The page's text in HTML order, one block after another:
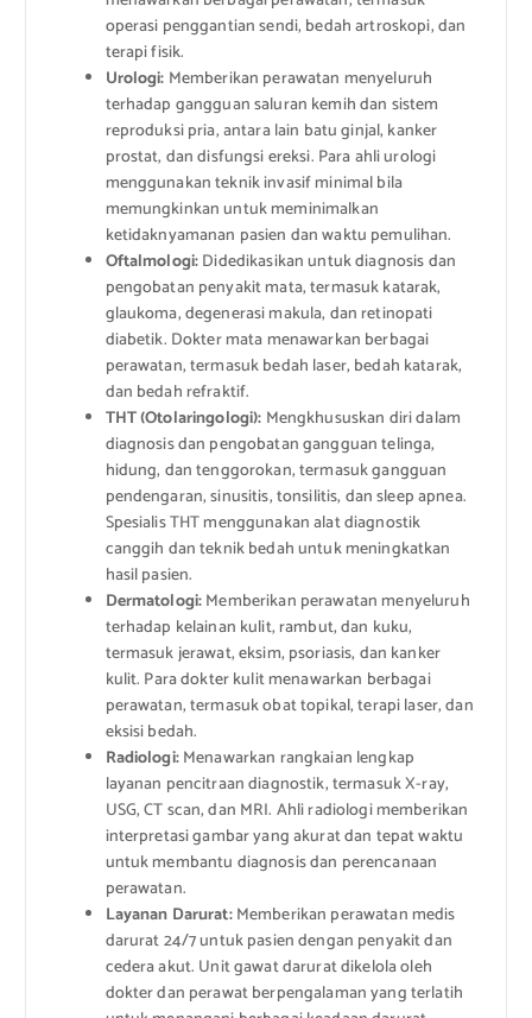
operasi penggantian sendi, bedah artroskopi, dan
terapi fisik.
Urologi: Memberikan perawatan menyeluruh
terhadap gangguan saluran kemih dan sistem
reproduksi pria, antara lain batu ginjal, kanker
prostat, dan disfungsi ereksi. Para ahli urologi
menggunakan teknik invasif minimal bila
memungkinkan untuk meminimalkan
ketidaknyamanan pasien dan waktu pemulihan.
Oftalmologi:Didedikasikan untuk diagnosis dan
pengobatan penyakit mata, termasuk katarak,
glaukoma, degenerasi makula, dan retinopati
diabetik. Dokter mata menawarkan berbagai
perawatan, termasuk bedah laser, bedah katarak,
dan bedah refraktif.
THT (Otolaringologi): Mengkhususkan diri dalam
diagnosis dan pengobatan gangguan telinga,
hidung, dan tenggorokan, termasuk gangguan
pendengaran, sinusitis, tonsilitis, dan sleep apnea.
Spesialis THT menggunakan alat diagnostik
canggih dan teknik bedah untuk meningkatkan
hasil pasien.
Dermatologi:Memberikan perawatan menyeluruh
terhadap kelainan kulit, rambut, dan kuku,
termasuk jerawat, eksim, psoriasis, dan kanker
kulit. Para dokter kulit menawarkan berbagai
perawatan, termasuk obat topikal, terapi laser, dan
eksisi bedah.
Radiologi:Menawarkan rangkaian lengkap
layanan pencitraan diagnostik, termasuk X-ray,
USG, CT scan, dan MRI. Ahli radiologi memberikan
interpretasi gambar yang akurat dan tepat waktu
untuk membantu diagnosis dan perencanaan
perawatan.
Layanan Darurat:Memberikan perawatan medis
darurat 24/7 untuk pasien dengan penyakit dan
cedera akut. Unit gawat darurat dikelola oleh
dokter dan perawat berpengalaman yang terlatih